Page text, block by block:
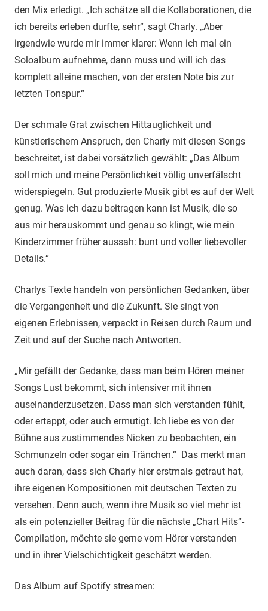
den Mix erledigt. „Ich schätze all die Kollaborationen, die
ich bereits erleben durfte, sehr“, sagt Charly. „Aber
irgendwie wurde mir immer klarer: Wenn ich mal ein
Soloalbum aufnehme, dann muss und will ich das
komplett alleine machen, von der ersten Note bis zur
letzten Tonspur.“
Der schmale Grat zwischen Hittauglichkeit und
künstlerischem Anspruch, den Charly mit diesen Songs
beschreitet, ist dabei vorsätzlich gewählt: „Das Album
soll mich und meine Persönlichkeit völlig unverfälscht
widerspiegeln. Gut produzierte Musik gibt es auf der Welt
genug. Was ich dazu beitragen kann ist Musik, die so
aus mir herauskommt und genau so klingt, wie mein
Kinderzimmer früher aussah: bunt und voller liebevoller
Details.“
Charlys Texte handeln von persönlichen Gedanken, über
die Vergangenheit und die Zukunft. Sie singt von
eigenen Erlebnissen, verpackt in Reisen durch Raum und
Zeit und auf der Suche nach Antworten.
„Mir gefällt der Gedanke, dass man beim Hören meiner
Songs Lust bekommt, sich intensiver mit ihnen
auseinanderzusetzen. Dass man sich verstanden fühlt,
oder ertappt, oder auch ermutigt. Ich liebe es von der
Bühne aus zustimmendes Nicken zu beobachten, ein
Schmunzeln oder sogar ein Tränchen.“ Das merkt man
auch daran, dass sich Charly hier erstmals getraut hat,
ihre eigenen Kompositionen mit deutschen Texten zu
versehen. Denn auch, wenn ihre Musik so viel mehr ist
als ein potenzieller Beitrag für die nächste „Chart Hits“-
Compilation, möchte sie gerne vom Hörer verstanden
und in ihrer Vielschichtigkeit geschätzt werden.
Das Album auf Spotify streamen: